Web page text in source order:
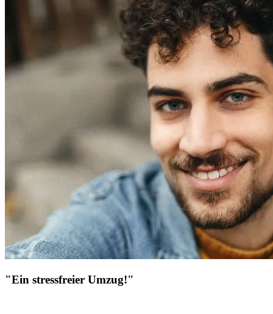
"Ein stressfreier Umzug!"